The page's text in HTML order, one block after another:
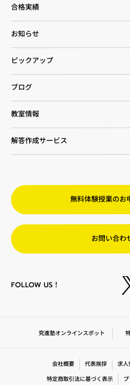
合格実績
お知らせ
ピックアップ
ブログ
教室情報
解答作成サービス
無料体験授業のお
お問い合わ
FOLLOW US！
究進塾オンラインスポット
会社概要 代表挨拶 求人
特定商取引法に基づく表示